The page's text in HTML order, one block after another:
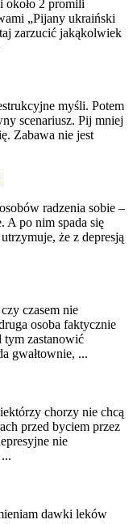
około 2 promili
„Pijany ukraiński
zarzucić jakąkolwiek
myśli. Potem
scenariusz. Pij mniej
Zabawa nie jest
radzenia sobie –
A po nim spada się
że z depresją
czasem nie
osoba faktycznie
tym zastanowić
gwałtownie, ...
chorzy nie chcą
przed byciem przez
nie
dawki leków